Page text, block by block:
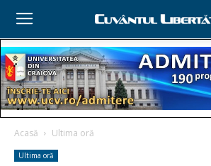
Acasă Ultima oră
Ultima oră